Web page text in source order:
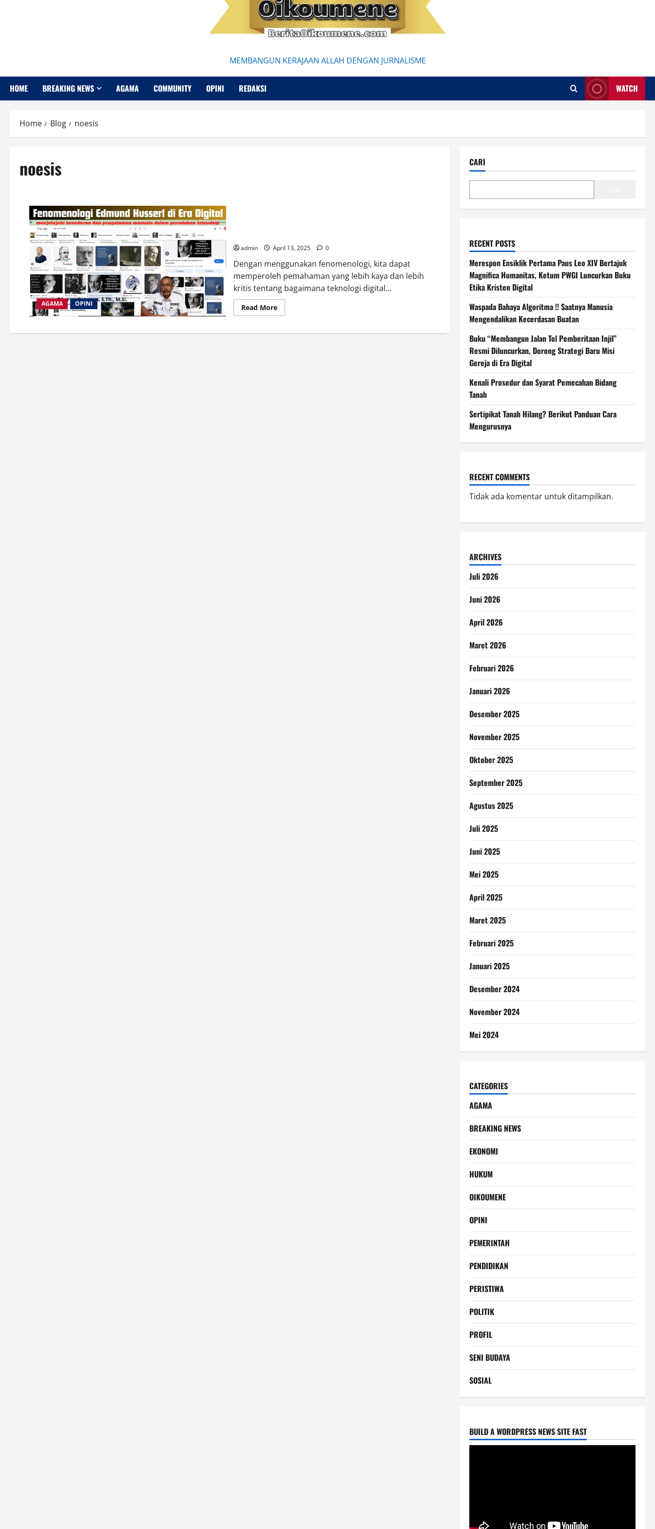
MEMBANGUN KERAJAAN ALLAH DENGAN JURNALISME
HOME BREAKING NEWS AGAMA COMMUNITY OPINI REDAKSI WATCH
Home Blog noesis
noesis
AGAMA OPINI
admin April 13, 2025 0
Dengan menggunakan fenomenologi, kita dapat
memperoleh pemahaman yang lebih kaya dan lebih
kritis tentang bagaimana teknologi digital...
Read MoreRead
more
Edmund
CARI
RECENT POSTS
Merespon Ensiklik Pertama Paus Leo XIV Bertajuk
Magnifica Humanitas, Ketum PWGI Luncurkan Buku
Etika Kristen Digital
Waspada Bahaya Algoritma !! Saatnya Manusia
Mengendalikan Kecerdasan Buatan
Buku “Membangun Jalan Tol Pemberitaan Injil”
Resmi Diluncurkan, Dorong Strategi Baru Misi
Gereja di Era Digital
Kenali Prosedur dan Syarat Pemecahan Bidang
Tanah
Sertipikat Tanah Hilang? Berikut Panduan Cara
Mengurusnya
RECENT COMMENTS
Tidak ada komentar untuk ditampilkan.
ARCHIVES
Juli 2026
Juni 2026
April 2026
Maret 2026
Februari 2026
Januari 2026
Desember 2025
November 2025
Oktober 2025
September 2025
Agustus 2025
Juli 2025
Juni 2025
Mei 2025
April 2025
Maret 2025
Februari 2025
Januari 2025
Desember 2024
November 2024
Mei 2024
CATEGORIES
AGAMA
BREAKING NEWS
EKONOMI
HUKUM
OIKOUMENE
OPINI
PEMERINTAH
PENDIDIKAN
PERISTIWA
POLITIK
PROFIL
SENI BUDAYA
SOSIAL
BUILD A WORDPRESS NEWS SITE FAST